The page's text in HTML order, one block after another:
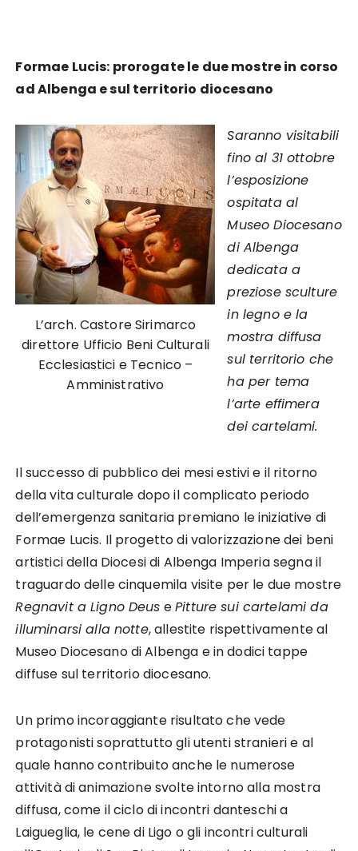
Formae Lucis: prorogate le due mostre in corso
ad Albenga e sul territorio diocesano
L’arch. Castore Sirimarco
direttore Ufficio Beni Culturali
Ecclesiastici e Tecnico –
Amministrativo
Saranno visitabili
fino al 31 ottobre
l’esposizione
ospitata al
Museo Diocesano
di Albenga
dedicata a
preziose sculture
in legno e la
mostra diffusa
sul territorio che
ha per tema
l’arte effimera
dei cartelami.
Il successo di pubblico dei mesi estivi e il ritorno
della vita culturale dopo il complicato periodo
dell’emergenza sanitaria premiano le iniziative di
Formae Lucis. Il progetto di valorizzazione dei beni
artistici della Diocesi di Albenga Imperia segna il
traguardo delle cinquemila visite per le due mostre
Regnavit a Ligno Deus ePitture sui cartelami da
illuminarsi alla notte, allestite rispettivamente al
Museo Diocesano di Albenga e in dodici tappe
diffuse sul territorio diocesano.
Un primo incoraggiante risultato che vede
protagonisti soprattutto gli utenti stranieri e al
quale hanno contribuito anche le numerose
attività di animazione svolte intorno alla mostra
diffusa, come il ciclo di incontri danteschi a
Laigueglia, le cene di Ligo o gli incontri culturali